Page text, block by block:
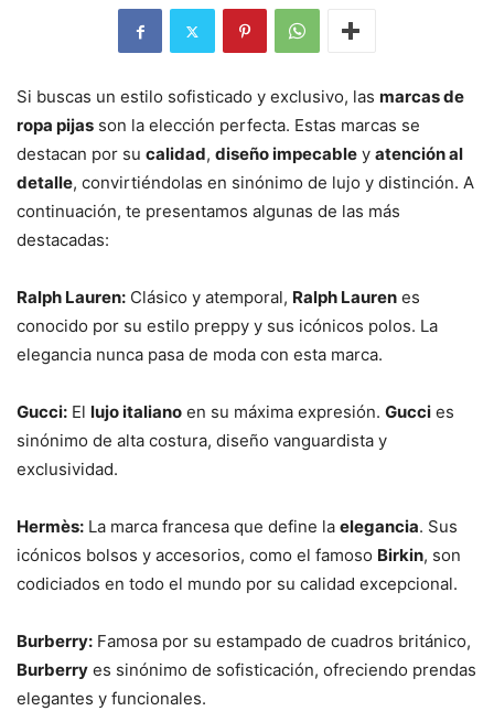
Si buscas un estilo sofisticado y exclusivo, las marcas de
ropa pijas son la elección perfecta. Estas marcas se
destacan por su calidad, diseño impecable y atención al
detalle, convirtiéndolas en sinónimo de lujo y distinción. A
continuación, te presentamos algunas de las más
destacadas:
Ralph Lauren: Clásico y atemporal, Ralph Lauren es
conocido por su estilo preppy y sus icónicos polos. La
elegancia nunca pasa de moda con esta marca.
Gucci: El lujo italiano en su máxima expresión. Gucci es
sinónimo de alta costura, diseño vanguardista y
exclusividad.
Hermès: La marca francesa que define la elegancia. Sus
icónicos bolsos y accesorios, como el famoso Birkin, son
codiciados en todo el mundo por su calidad excepcional.
Burberry: Famosa por su estampado de cuadros británico,
Burberry es sinónimo de sofisticación, ofreciendo prendas
elegantes y funcionales.